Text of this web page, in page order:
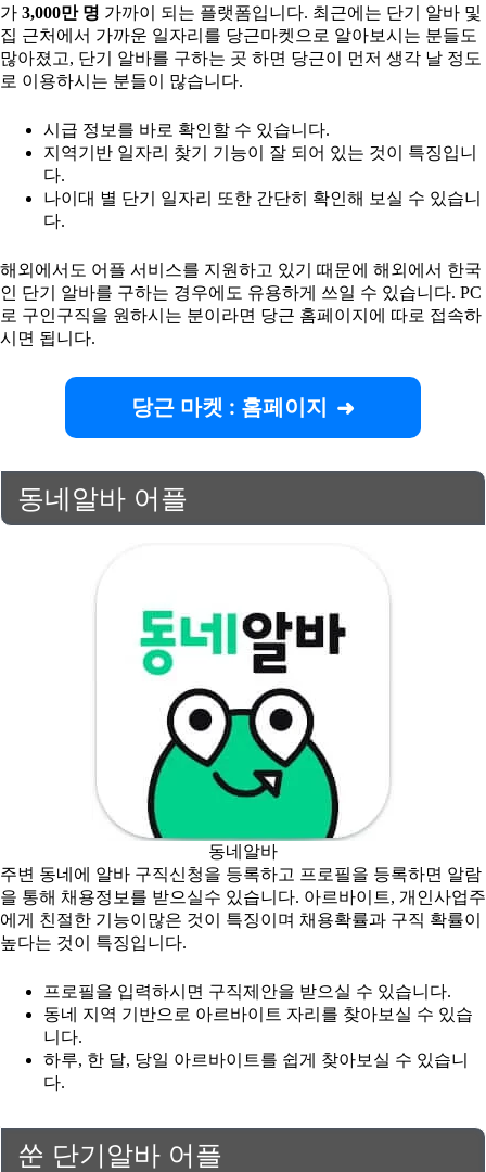
가 3,000만 명 가까이 되는 플랫폼입니다. 최근에는 단기 알바 및
집 근처에서 가까운 일자리를 당근마켓으로 알아보시는 분들도
많아졌고, 단기 알바를 구하는 곳 하면 당근이 먼저 생각 날 정도
로 이용하시는 분들이 많습니다.
시급 정보를 바로 확인할 수 있습니다.
지역기반 일자리 찾기 기능이 잘 되어 있는 것이 특징입니
다.
나이대 별 단기 일자리 또한 간단히 확인해 보실 수 있습니
다.
해외에서도 어플 서비스를 지원하고 있기 때문에 해외에서 한국
인 단기 알바를 구하는 경우에도 유용하게 쓰일 수 있습니다. PC
로 구인구직을 원하시는 분이라면 당근 홈페이지에 따로 접속하
시면 됩니다.
당근 마켓 : 홈페이지
동네알바 어플
동네알바
주변 동네에 알바 구직신청을 등록하고 프로필을 등록하면 알람
을 통해 채용정보를 받으실수 있습니다. 아르바이트, 개인사업주
에게 친절한 기능이많은 것이 특징이며 채용확률과 구직 확률이
높다는 것이 특징입니다.
프로필을 입력하시면 구직제안을 받으실 수 있습니다.
동네 지역 기반으로 아르바이트 자리를 찾아보실 수 있습
니다.
하루, 한 달, 당일 아르바이트를 쉽게 찾아보실 수 있습니
다.
쑨 단기알바 어플